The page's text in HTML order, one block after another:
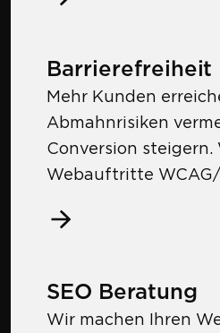
Barrierefreiheit
Mehr Kunden
Abmahnrisiken
Conversion steigern.
Webauftritte
SEO Beratung
Wir machen Ihren